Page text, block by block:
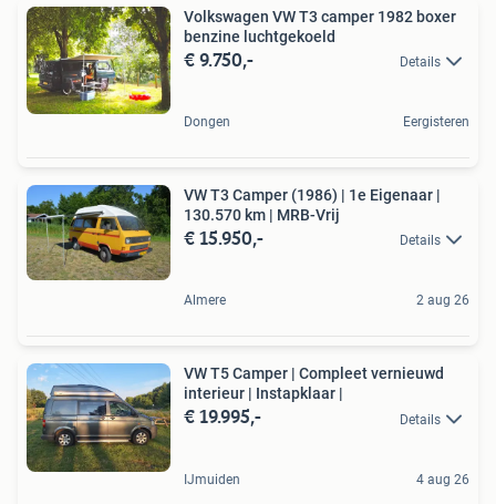
Volkswagen VW T3 camper 1982 boxer
benzine luchtgekoeld
€ 9.750,- Details
Dongen Eergisteren
VW T3 Camper (1986) | 1e Eigenaar |
130.570 km | MRB-Vrij
€ 15.950,- Details
Almere 2 aug 26
VW T5 Camper | Compleet vernieuwd
interieur | Instapklaar |
€ 19.995,- Details
IJmuiden 4 aug 26